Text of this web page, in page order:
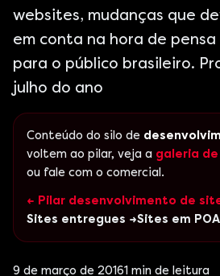
websites, mudanças que
em conta na hora de
para o público brasileiro.
julho do ano
Conteúdo do silo de
voltem ao pilar, veja a galeria
ou fale com o comercial.
← Pilar desenvolvimento de
Sites entregues →Sites em
9 de março de 20161 min de leitura